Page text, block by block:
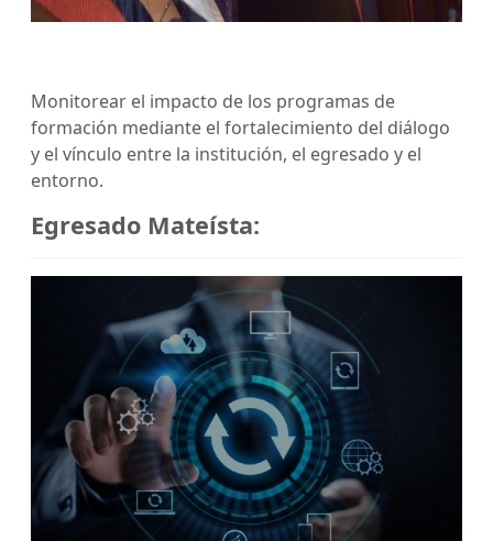
Monitorear el impacto de los programas de
formación mediante el fortalecimiento del diálogo
y el vínculo entre la institución, el egresado y el
entorno.
Egresado Mateísta: